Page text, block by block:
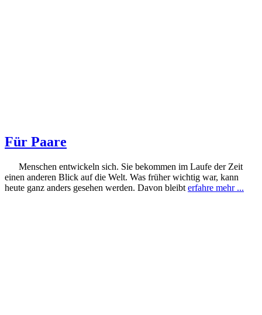
Für Paare
Menschen entwickeln sich. Sie bekommen im Laufe der Zeit
einen anderen Blick auf die Welt. Was früher wichtig war, kann
heute ganz anders gesehen werden. Davon bleibt erfahre mehr ...